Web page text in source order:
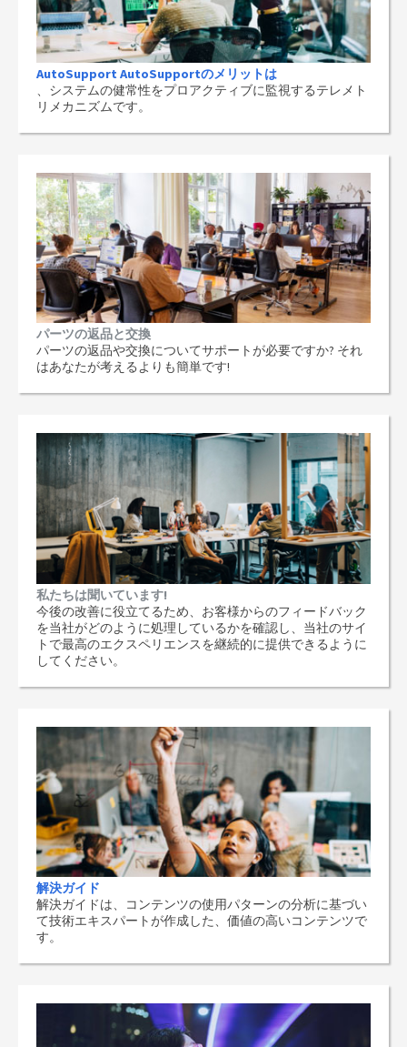
AutoSupport AutoSupportのメリットは
、システムの健常性をプロアクティブに監視するテレメト
リメカニズムです。
パーツの返品と交換
パーツの返品や交換についてサポートが必要ですか? それ
はあなたが考えるよりも簡単です!
私たちは聞いています!
今後の改善に役立てるため、お客様からのフィードバック
を当社がどのように処理しているかを確認し、当社のサイ
トで最高のエクスペリエンスを継続的に提供できるように
してください。
解決ガイド
解決ガイドは、コンテンツの使用パターンの分析に基づい
て技術エキスパートが作成した、価値の高いコンテンツで
す。